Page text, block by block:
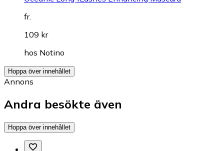
fr.
109 kr
hos Notino
Hoppa över innehållet
Annons
Andra besökte även
Hoppa över innehållet